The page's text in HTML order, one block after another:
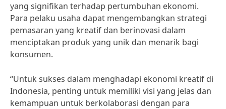
yang signifikan terhadap pertumbuhan ekonomi.
Para pelaku usaha dapat mengembangkan strategi
pemasaran yang kreatif dan berinovasi dalam
menciptakan produk yang unik dan menarik bagi
konsumen.
“Untuk sukses dalam menghadapi ekonomi kreatif di
Indonesia, penting untuk memiliki visi yang jelas dan
kemampuan untuk berkolaborasi dengan para